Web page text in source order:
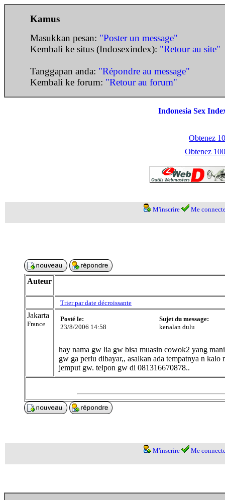
Kamus
Masukkan pesan: "Poster un message"
Kembali ke situs (Indosexindex): "Retour au site"
Tanggapan anda: "Répondre au message"
Kembali ke forum: "Retour au forum"
Indonesia Sex
Obtenez
Obtenez
M'inscrire Me
Auteur
Trier par date décroissante
Jakarta
France
Posté le:
23/8/2006 14:58
Sujet du message:
kenalan dulu
hay nama gw lia gw bisa muasin cowok2 yang
gw ga perlu dibayar,, asalkan ada tempatnya n kalo
jemput gw. telpon gw di 081316670878..
M'inscrire Me